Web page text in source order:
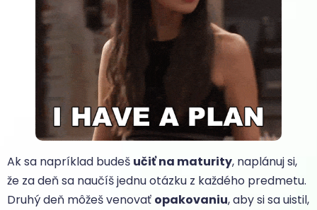
Ak sa napríklad budeš učiť na maturity, naplánuj si,
že za deň sa naučíš jednu otázku z každého predmetu.
Druhý deň môžeš venovať opakovaniu, aby si sa uistil,